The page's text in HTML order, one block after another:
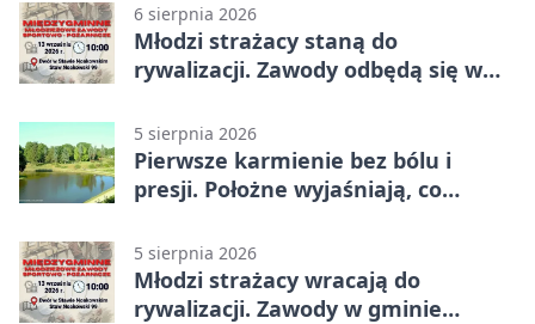
6 sierpnia 2026
Młodzi strażacy staną do
rywalizacji. Zawody odbędą się w
5 sierpnia 2026
Pierwsze karmienie bez bólu i
presji. Położne wyjaśniają, co
5 sierpnia 2026
Młodzi strażacy wracają do
rywalizacji. Zawody w gminie